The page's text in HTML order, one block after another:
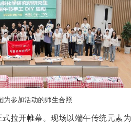
为参加活动的师生合照
拉开帷幕。现场以端午传统元素为